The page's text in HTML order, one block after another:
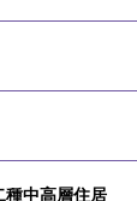
種中高層住居